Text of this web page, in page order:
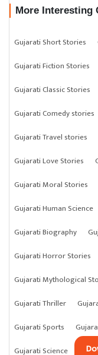
More Interesting
Gujarati Short Stories
Gujarati Fiction Stories
Gujarati Classic Stories
Gujarati Comedy stories
Gujarati Travel stories
Gujarati Love Stories
Gujarati Moral Stories
Gujarati Human Science
Gujarati Biography
Gujarati Horror Stories
Gujarati Mythological
Gujarati Thriller
Gujarati Sports
Gujarati Science